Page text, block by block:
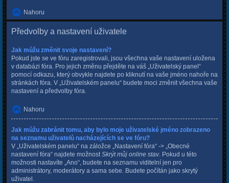
Nahoru
Předvolby a nastavení uživatele
Jak můžu změnit svoje nastavení?
Pokud jste se ve fóru zaregistrovali, jsou všechna vaše nastavení uložena
v databázi fóra. Pro jejich změnu přejděte na váš „Uživatelský panel“
pomocí odkazu, který obvykle najdete po kliknutí na vaše jméno nahoře na
stránkách fóra. V „Uživatelském panelu“ budete moci změnit všechna vaše
nastavení a předvolby fóra.
Nahoru
Jak můžu zabránit tomu, aby bylo moje uživatelské jméno zobrazeno
na seznamu uživatelů nacházejících se ve fóru?
V „Uživatelském panelu“ na záložce „Nastavení fóra“ -> „Obecné
nastavení fóra“ najdete možnost Skrýt můj online stav. Pokud u této
možnosti nastavíte „Ano“, budete na seznamu viditelní jen pro
administrátory, moderátory a sama sebe. Budete počítán jako skrytý
uživatel.